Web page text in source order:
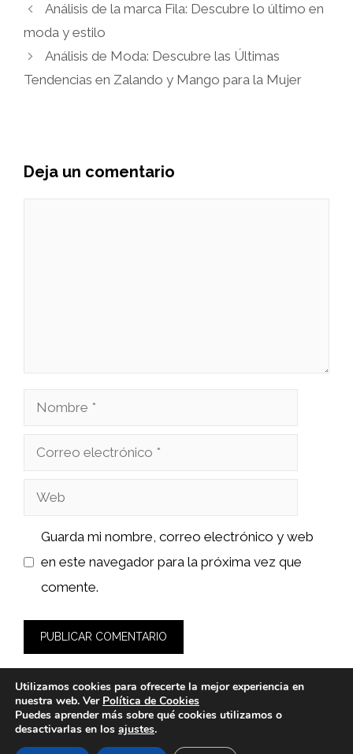
Análisis de la marca Fila: Descubre lo último en
moda y estilo
Análisis de Moda: Descubre las Últimas
Tendencias en Zalando y Mango para la Mujer
Deja un comentario
Nombre
Correo
Web
Guarda mi nombre, correo electrónico y web
en este navegador para la próxima vez que
comente.
© 2026 fashionlawinstitute.es -
Utilizamos cookies para ofrecerte la mejor experiencia en
nuestra web. Ver Política de Cookies
Puedes aprender más sobre qué cookies utilizamos o
desactivarlas en los ajustes.